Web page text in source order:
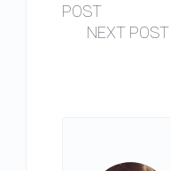
POST
NEXT POST